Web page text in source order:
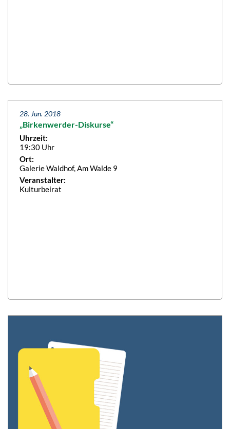
28. Jun. 2018
„Birkenwerder-Diskurse“
Uhrzeit:
19:30 Uhr
Ort:
Galerie Waldhof, Am Walde 9
Veranstalter:
Kulturbeirat